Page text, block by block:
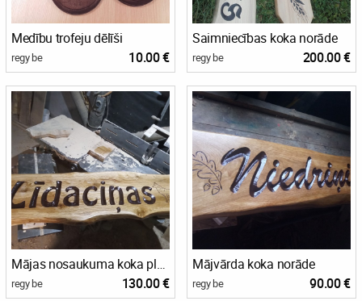
Medību trofeju dēlīši
regy be 10.00 €
Saimniecības koka norāde
regy be 200.00 €
Mājas nosaukuma koka plāksne
regy be 130.00 €
Mājvārda koka norāde
regy be 90.00 €